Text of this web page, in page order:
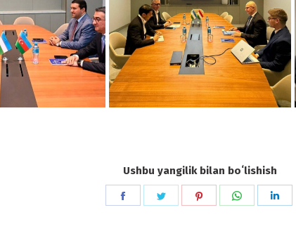
Ushbu yangilik bilan boʻlishish
Share
Share
Share
Share